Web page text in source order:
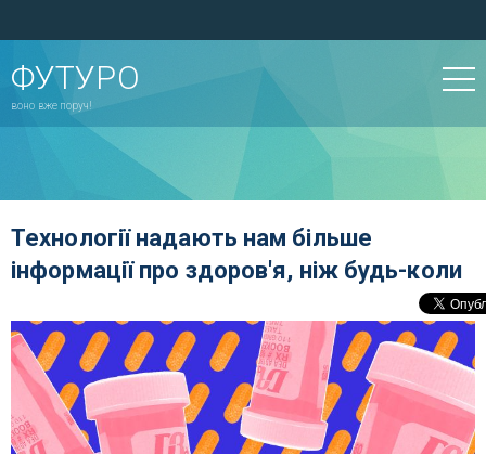
ФУТУРО
воно вже поруч!
Технології надають нам більше
інформації про здоров'я, ніж будь-коли